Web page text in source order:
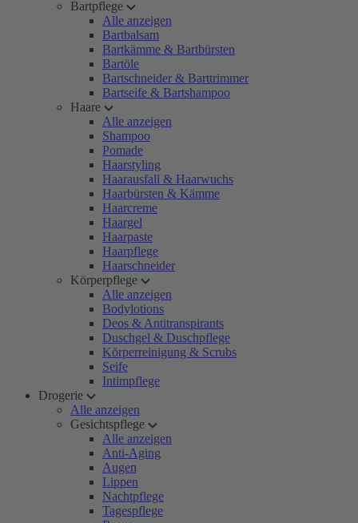
Bartpflege
Alle anzeigen
Bartbalsam
Bartkämme & Bartbürsten
Bartöle
Bartschneider & Barttrimmer
Bartseife & Bartshampoo
Haare
Alle anzeigen
Shampoo
Pomade
Haarstyling
Haarausfall & Haarwuchs
Haarbürsten & Kämme
Haarcreme
Haargel
Haarpaste
Haarpflege
Haarschneider
Körperpflege
Alle anzeigen
Bodylotions
Deos & Antitranspirants
Duschgel & Duschpflege
Körperreinigung & Scrubs
Seife
Intimpflege
Drogerie
Alle anzeigen
Gesichtspflege
Alle anzeigen
Anti-Aging
Augen
Lippen
Nachtpflege
Tagespflege